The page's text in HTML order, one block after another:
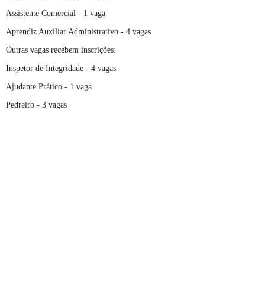
Assistente Comercial - 1 vaga
Aprendiz Auxiliar Administrativo - 4 vagas
Outras vagas recebem inscrições:
Inspetor de Integridade - 4 vagas
Ajudante Prático - 1 vaga
Pedreiro - 3 vagas